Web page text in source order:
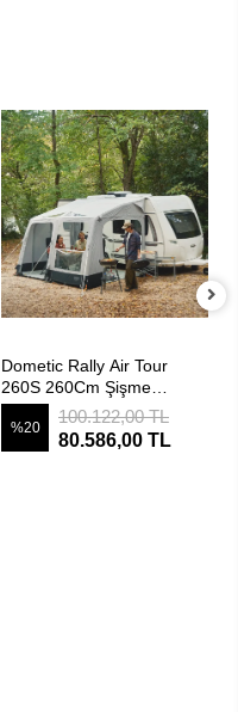
Dometic Rally Air Tour
260S 260Cm Şişme
Karavan Çadırı
%20
100.122,00 TL
80.586,00 TL